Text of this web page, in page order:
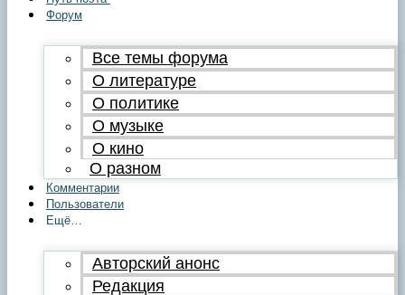
Форум
Все темы форума
О литературе
О политике
О музыке
О кино
О разном
Комментарии
Пользователи
Ещё…
Авторский анонс
Редакция